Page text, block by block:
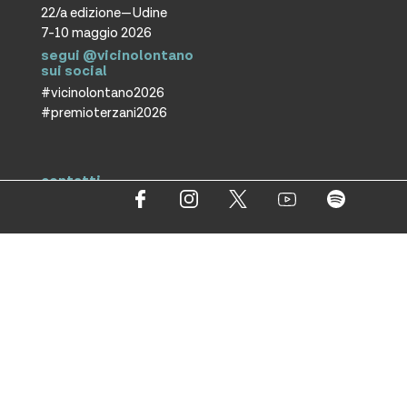
22/a edizione—Udine
7-10 maggio 2026
segui @vicinolontano
sui social
#vicinolontano2026
#premioterzani2026
contatti